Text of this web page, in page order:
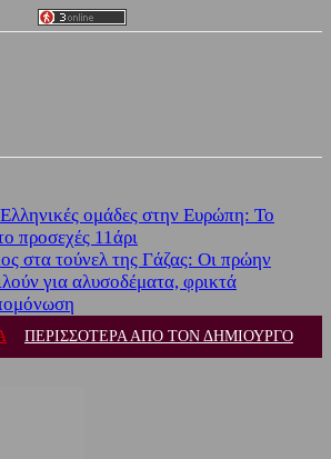
Ελληνικές ομάδες στην Ευρώπη: Το
προσεχές 11άρι
στα τούνελ της Γάζας: Οι πρώην
για αλυσοδέματα, φρικτά
ΠΕΡΙΣΣΟΤΕΡΑ ΑΠΟ ΤΟΝ ΔΗΜΙΟΥΡΓΟ